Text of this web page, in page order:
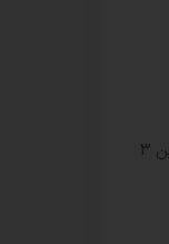
آی یو دی یک دستگاه کوچک T شکل است که توسط پزشک در داخل رحم قرار داده می‌شود. این دستگاه بسته به نوع آن، می‌تواند بین 3